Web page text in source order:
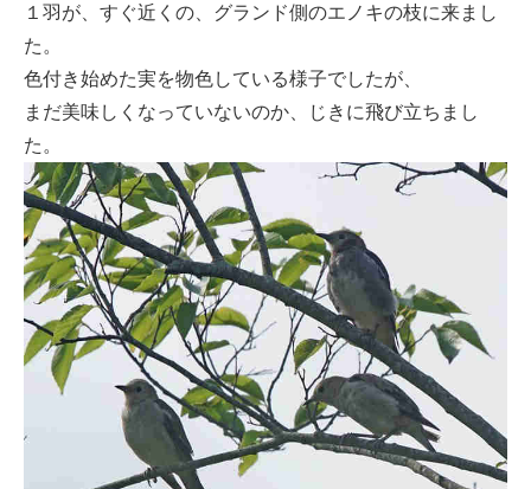
１羽が、すぐ近くの、グランド側のエノキの枝に来まし
た。
色付き始めた実を物色している様子でしたが、
まだ美味しくなっていないのか、じきに飛び立ちまし
た。